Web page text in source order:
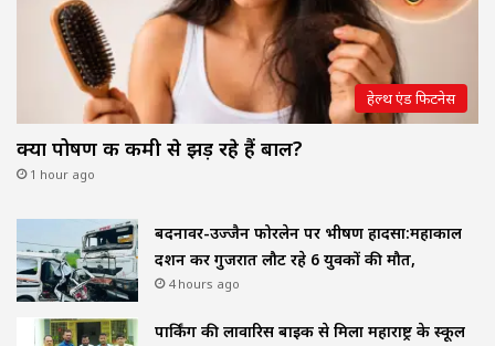
हेल्थ एंड फिटनेस
क्या पोषण की कमी से झड़ रहे हैं बाल?
1 hour ago
बदनावर-उज्जैन फोरलेन पर भीषण हादसा:महाकाल
दर्शन कर गुजरात लौट रहे 6 युवकों की मौत,
4 hours ago
पार्किंग की लावारिस बाइक से मिला महाराष्ट्र के स्कूल